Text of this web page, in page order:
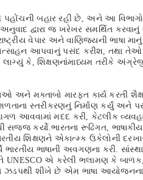
બહાર રહી છે, અને આ
અનુવાદ દ્વારા જ ખરેખર સમર્થિત
વેપાર અને વાણિજ્યની ભાષા
આપવાનું પસંદ કરીશ, તથા તેઓ
કે, શિક્ષણનાંમાધ્યમ તરીકે
મક્તાબો મારફત કાર્ય કરતી
સ્તરીકરણનું નિર્માણ કર્યું અને
આગળ આવવામાં મદદ કરી, કેટલીક
કર્યો.ભારતના રૂઢિગત, ભાષાકીય
શિક્ષણને એકાત્મ્ક ઉકેલોની
ભાષાની અવગણના કરી.
UNESCO એ કરેલી ભલામણ કે
અને ઝડપથી શીખે છે એમ ભાષા